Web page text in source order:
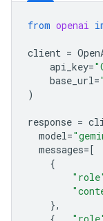
from openai
client =
api_key=
base_url=
)
response =
model=
messages=[
{
},